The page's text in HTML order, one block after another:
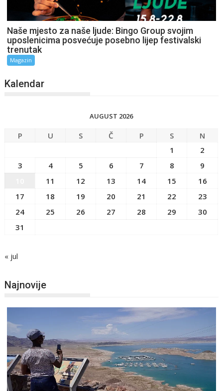
Naše mjesto za naše ljude: Bingo Group svojim
uposlenicima posvećuje posebno lijep festivalski
trenutak
Magazin
Kalendar
AUGUST 2026
P U S Č P S
N
1
2
3
4 5 6 7 8
9
11 12 13 14 15
16
17
18 19 20 21 22
23
24
25 26 27 28 29
30
31
« jul
Najnovije